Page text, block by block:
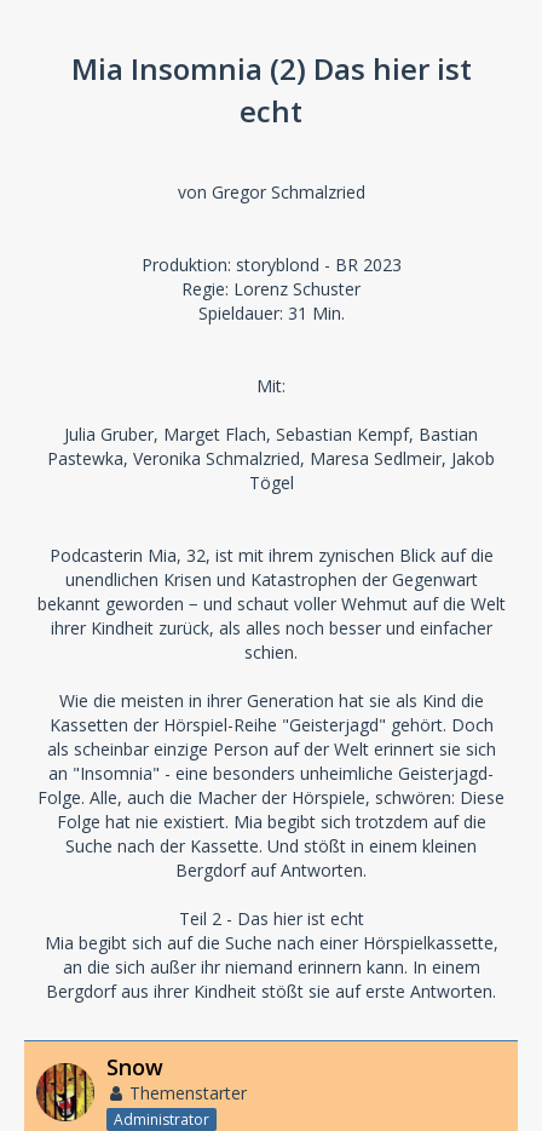
Mia Insomnia (2) Das hier ist
echt
von Gregor Schmalzried
Produktion: storyblond - BR 2023
Regie: Lorenz Schuster
Spieldauer: 31 Min.
Mit:
Julia Gruber, Marget Flach, Sebastian Kempf, Bastian
Pastewka, Veronika Schmalzried, Maresa Sedlmeir, Jakob
Tögel
Podcasterin Mia, 32, ist mit ihrem zynischen Blick auf die
unendlichen Krisen und Katastrophen der Gegenwart
bekannt geworden − und schaut voller Wehmut auf die Welt
ihrer Kindheit zurück, als alles noch besser und einfacher
schien.
Wie die meisten in ihrer Generation hat sie als Kind die
Kassetten der Hörspiel-Reihe "Geisterjagd" gehört. Doch
als scheinbar einzige Person auf der Welt erinnert sie sich
an "Insomnia" - eine besonders unheimliche Geisterjagd-
Folge. Alle, auch die Macher der Hörspiele, schwören: Diese
Folge hat nie existiert. Mia begibt sich trotzdem auf die
Suche nach der Kassette. Und stößt in einem kleinen
Bergdorf auf Antworten.
Teil 2 - Das hier ist echt
Mia begibt sich auf die Suche nach einer Hörspielkassette,
an die sich außer ihr niemand erinnern kann. In einem
Bergdorf aus ihrer Kindheit stößt sie auf erste Antworten.
Snow
Themenstarter
Administrator